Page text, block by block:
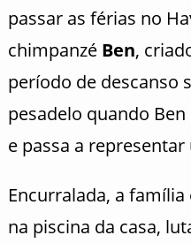
passar as férias no
chimpanzé Ben,
período de descanso
pesadelo quando
e passa a
Encurralada, a
na piscina da casa,